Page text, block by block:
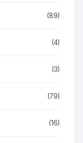
(89)
(4)
(3)
(79)
(16)